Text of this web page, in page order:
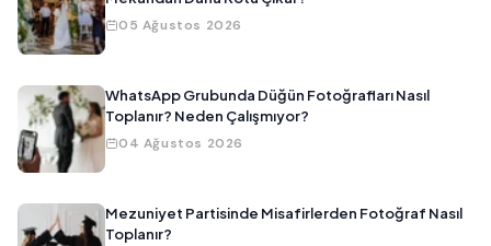
05 Ağustos 2026
WhatsApp Grubunda Düğün Fotoğrafları Nasıl
Toplanır? Neden Çalışmıyor?
04 Ağustos 2026
Mezuniyet Partisinde Misafirlerden Fotoğraf Nasıl
Toplanır?